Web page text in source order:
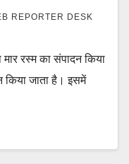
REPORTER DESK
रस्म का संपादन किया
किया जाता है। इसमें